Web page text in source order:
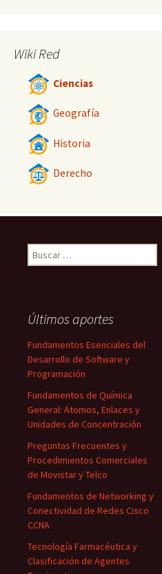
Wiki Red
Ciencias
Geografía
Historia
Derecho
Buscar:
Últimos aportes
Fundamentos Esenciales del
Desarrollo de Software y
Programación
Fundamentos de Química
General: Átomos, Enlaces y
Unidades de Concentración
Preguntas Frecuentes y
Procedimientos Comerciales
de Movistar y Telco
Fundamentos de Networking y
Conectividad de Redes Cisco
CCNA
Tecnología Farmacéutica y
Clasificación de Agentes